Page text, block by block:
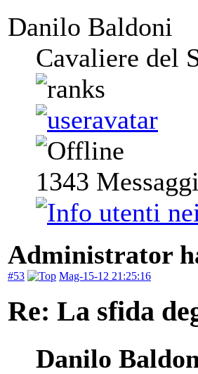
Danilo Baldoni
Cavaliere del
1343 Messaggi
Administrator
#53 Mag-15-12 21:25:16
Re: La sfida
Danilo